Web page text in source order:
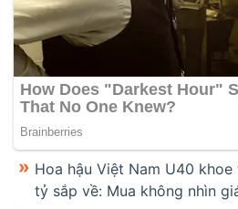
Hoa hậu Việt Nam U40
tỷ sắp về: Mua không nhìn